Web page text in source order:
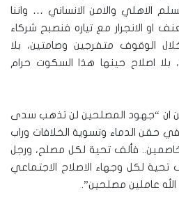
الاهلي والامن الانساني … واننا
او الانجرار مع تياره فنصبح شركاء
الوقوف متفرجين وصامتين، بلا
بلا اصلاح حينها هذا السكوت حرام
ان “جهود المصلحين لن تذهب سدى
حقن الدماء وتسوية الخلافات وراب
فألف تحية لكل مصلح، ورجل
تحية لكل وجهاء الاصلاح الاجتماعي
عاملين مصلحين”.